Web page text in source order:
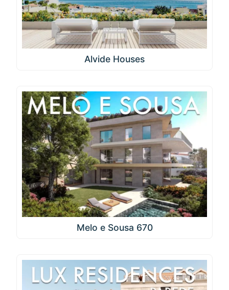
Alvide Houses
Melo e Sousa 670